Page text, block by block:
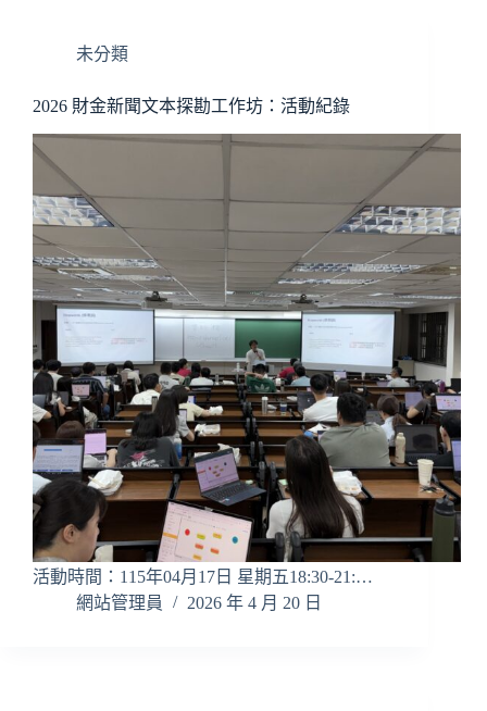
未分類
2026 財金新聞文本探勘工作坊：活動紀錄
活動時間：115年04月17日 星期五18:30-21:…
網站管理員
2026 年 4 月 20 日